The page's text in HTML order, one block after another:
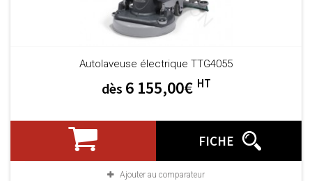
Autolaveuse électrique TTG4055
dès 6 155,00€ HT
FICHE
Ajouter au comparateur